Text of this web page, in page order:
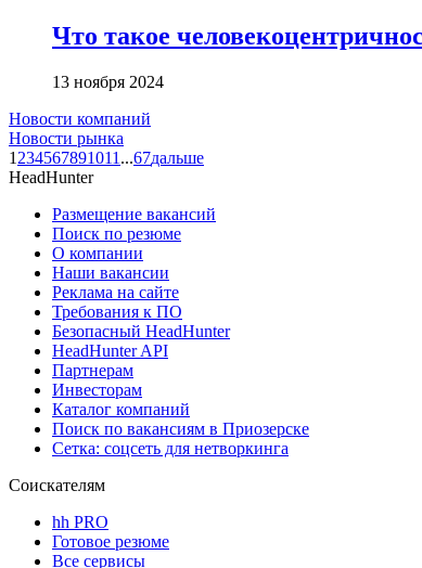
Что такое
13 ноября 2024
Новости компаний
Новости рынка
1 234567891011 ...67дальше
HeadHunter
Размещение вакансий
Поиск по резюме
О компании
Наши вакансии
Реклама на сайте
Требования к ПО
Безопасный HeadHunter
HeadHunter API
Партнерам
Инвесторам
Каталог компаний
Поиск по вакансиям в Приозерске
Сетка: соцсеть для нетворкинга
Соискателям
hh PRO
Готовое резюме
Все сервисы